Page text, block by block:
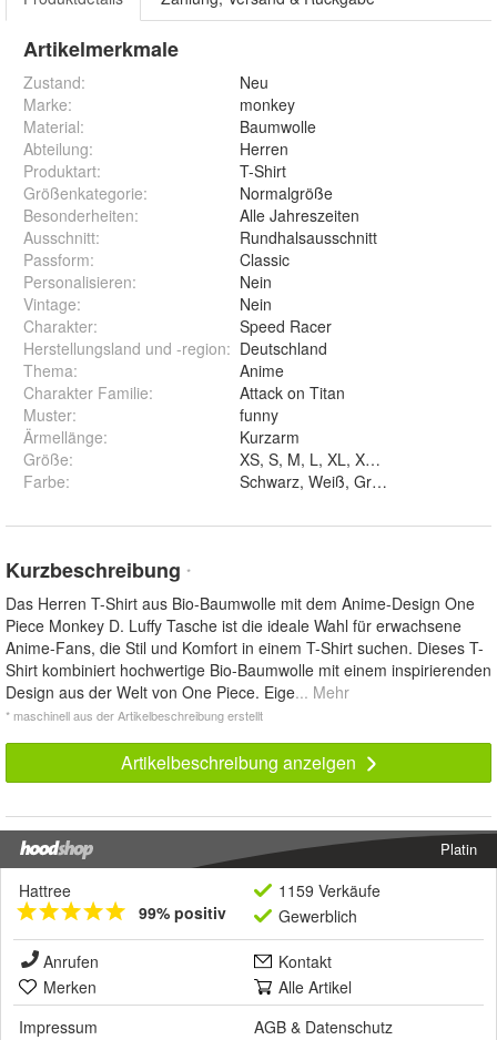
Artikelmerkmale
Zustand:
Neu
Marke:
monkey
Material:
Baumwolle
Abteilung:
Herren
Produktart:
T-Shirt
Größenkategorie:
Normalgröße
Besonderheiten:
Alle Jahreszeiten
Ausschnitt:
Rundhalsausschnitt
Passform:
Classic
Personalisieren:
Nein
Vintage:
Nein
Charakter:
Speed Racer
Herstellungsland und -region: Deutschland
Thema:
Anime
Charakter Familie:
Attack on Titan
Muster:
funny
Ärmellänge:
Kurzarm
Größe:
Farbe:
Kurzbeschreibung *
Das Herren T-Shirt aus Bio-Baumwolle mit dem Anime-Design One
Piece Monkey D. Luffy Tasche ist die ideale Wahl für erwachsene
Anime-Fans, die Stil und Komfort in einem T-Shirt suchen. Dieses T-
Shirt kombiniert hochwertige Bio-Baumwolle mit einem inspirierenden
Design aus der Welt von One Piece. Eige... Mehr
* maschinell aus der Artikelbeschreibung erstellt
Artikelbeschreibung anzeigen
Platin
Hattree
99% positiv
1159 Verkäufe
Gewerblich
Anrufen
Kontakt
Merken
Alle Artikel
Impressum
AGB & Datenschutz